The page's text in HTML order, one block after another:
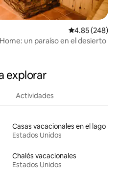
Calificación
4.85 (248)
un paraíso en el desierto
explorar
Actividades
Casas vacacionales en el lago
Estados Unidos
Chalés vacacionales
Estados Unidos